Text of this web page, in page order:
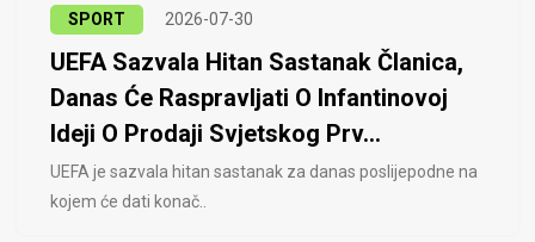
SPORT 2026-07-30
UEFA Sazvala Hitan Sastanak Članica,
Danas Će Raspravljati O Infantinovoj
Ideji O Prodaji Svjetskog Prv...
UEFA je sazvala hitan sastanak za danas poslijepodne na
kojem će dati konač..